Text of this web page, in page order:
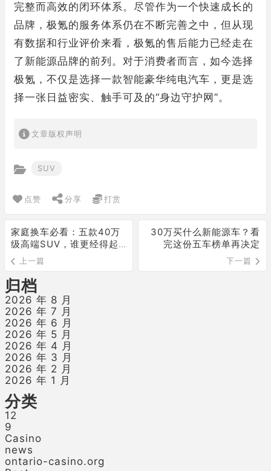
完整而高效的闭环体系。尽管作为一个快速成长的
品牌，极氪的服务体系仍在不断完善之中，但从现
有数据和行业评价来看，极氪的售后能力已经走在
了新能源品牌的前列。对于消费者而言，如今选择
极氪，不仅是选择一款智能豪华纯电汽车，更是选
择一张日益密实、触手可及的“身边守护网”。
文章版权声明
SUV
点赞 分享 打赏
家庭换车必看：五款40万
级高端SUV，谁更经得起
时间考验？
上一篇
30万买什么新能源车？看
完这份五车榜单再决定
下一篇
归档
2026 年 8 月
2026 年 7 月
2026 年 6 月
2026 年 5 月
2026 年 4 月
2026 年 3 月
2026 年 2 月
2026 年 1 月
分类
12
9
Casino
news
ontario-casino.org